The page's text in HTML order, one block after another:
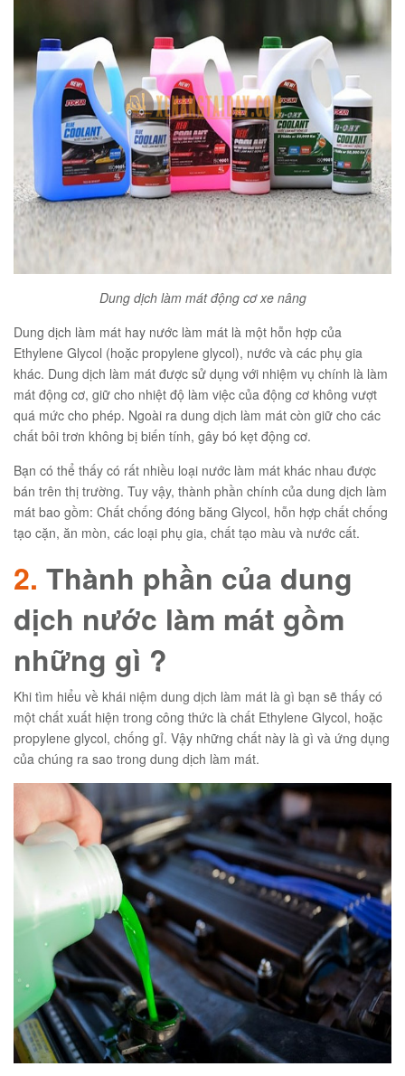
Dung dịch làm mát động cơ xe nâng
Dung dịch làm mát hay nước làm mát là một hỗn hợp của
Ethylene Glycol (hoặc propylene glycol), nước và các phụ gia
khác. Dung dịch làm mát được sử dụng với nhiệm vụ chính là làm
mát động cơ, giữ cho nhiệt độ làm việc của động cơ không vượt
quá mức cho phép. Ngoài ra dung dịch làm mát còn giữ cho các
chất bôi trơn không bị biến tính, gây bó kẹt động cơ.
Bạn có thể thấy có rất nhiều loại nước làm mát khác nhau được
bán trên thị trường. Tuy vậy, thành phần chính của dung dịch làm
mát bao gồm: Chất chống đóng băng Glycol, hỗn hợp chất chống
tạo cặn, ăn mòn, các loại phụ gia, chất tạo màu và nước cất.
2. Thành phần của dung
dịch nước làm mát gồm
những gì ?
Khi tìm hiểu về khái niệm dung dịch làm mát là gì bạn sẽ thấy có
một chất xuất hiện trong công thức là chất Ethylene Glycol, hoặc
propylene glycol, chống gỉ. Vậy những chất này là gì và ứng dụng
của chúng ra sao trong dung dịch làm mát.